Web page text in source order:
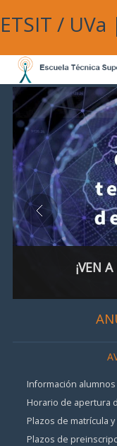
ETSIT / UVa
¡VEN
Información
Horario de apertura
Plazos de matrícula
Plazos de